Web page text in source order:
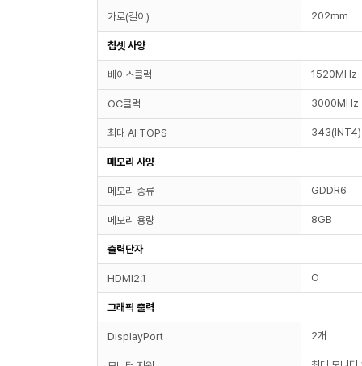
가로(길이) 202mm
칩셋 사양
베이스클럭 1520MHz
OC클럭 3000MHz
최대 AI TOPS 343(INT4)
메모리 사양
메모리 종류 GDDR6
메모리 용량 8GB
출력단자
HDMI2.1 O
그래픽 출력
DisplayPort 2개